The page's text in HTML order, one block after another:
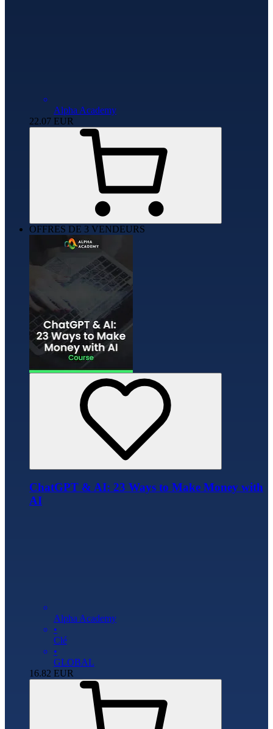
Alpha Academy
22.07 EUR
OFFRES DE 3 VENDEURS
ChatGPT & AI: 23 Ways to Make Money with
AI
Alpha Academy
•
Clé
•
GLOBAL
16.82 EUR